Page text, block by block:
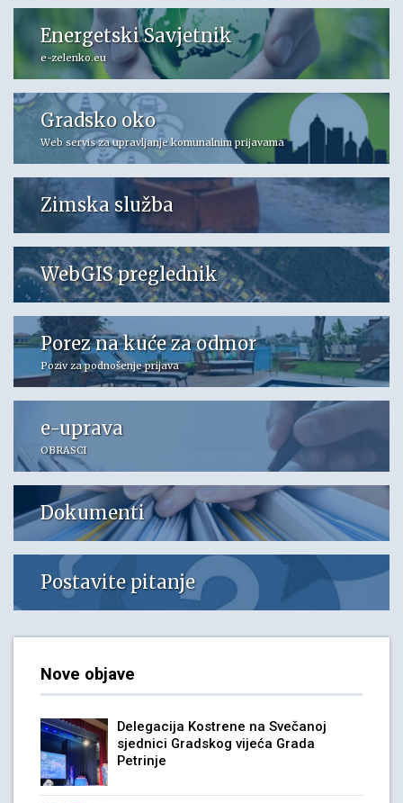
Energetski Savjetnik
e-zelenko.eu
Gradsko oko
Web servis za upravljanje komunalnim prijavama
Zimska služba
WebGIS preglednik
Porez na kuće za odmor
Poziv za podnošenje prijava
e-uprava
OBRASCI
Dokumenti
Postavite pitanje
Nove objave
Delegacija Kostrene na Svečanoj
sjednici Gradskog vijeća Grada
Petrinje